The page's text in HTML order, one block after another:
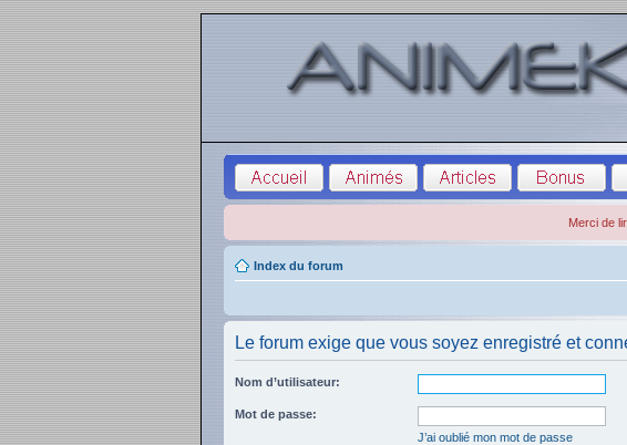
Merci de
Index du forum
Le forum exige que vous soyez enregistré et
Nom d’utilisateur:
Mot de passe:
J’ai oublié mon mot de passe